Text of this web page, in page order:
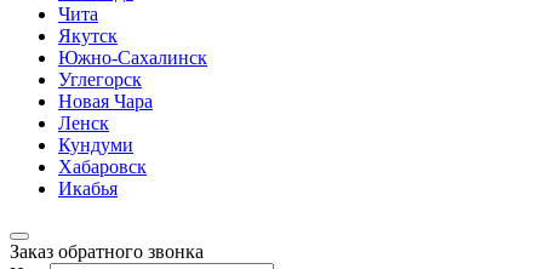
Чита
Якутск
Южно-Сахалинск
Углегорск
Новая Чара
Ленск
Кундуми
Хабаровск
Икабья
Заказ обратного звонка